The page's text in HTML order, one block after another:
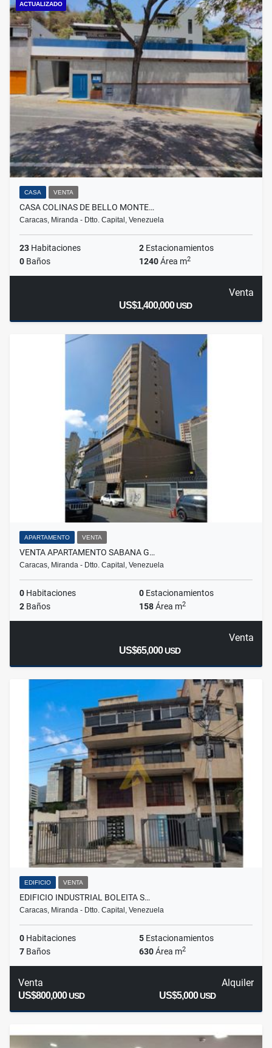
ACTUALIZADO
CASA VENTA
CASA COLINAS DE BELLO MONTE…
Caracas, Miranda - Dtto. Capital, Venezuela
23 Habitaciones 2 Estacionamientos
0 Baños 1240Área m2
Venta
US$1,400,000USD
APARTAMENTO VENTA
VENTA APARTAMENTO SABANA G…
Caracas, Miranda - Dtto. Capital, Venezuela
0 Habitaciones 0 Estacionamientos
2 Baños 158Área m2
Venta
US$65,000USD
EDIFICIO VENTA
EDIFICIO INDUSTRIAL BOLEITA S…
Caracas, Miranda - Dtto. Capital, Venezuela
0 Habitaciones 5 Estacionamientos
7 Baños 630Área m2
Venta
US$800,000USD
Alquiler
US$5,000USD